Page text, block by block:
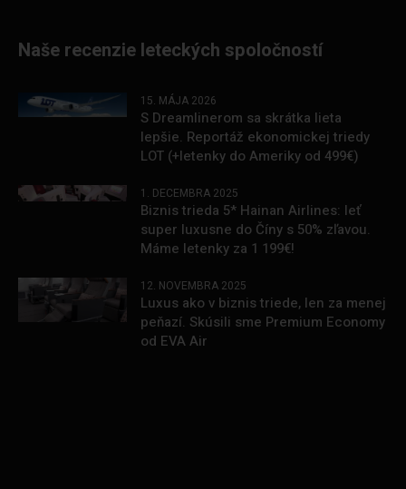
Naše recenzie leteckých spoločností
15. MÁJA 2026
S Dreamlinerom sa skrátka lieta
lepšie. Reportáž ekonomickej triedy
LOT (+letenky do Ameriky od 499€)
1. DECEMBRA 2025
Biznis trieda 5* Hainan Airlines: leť
super luxusne do Číny s 50% zľavou.
Máme letenky za 1 199€!
12. NOVEMBRA 2025
Luxus ako v biznis triede, len za menej
peňazí. Skúsili sme Premium Economy
od EVA Air